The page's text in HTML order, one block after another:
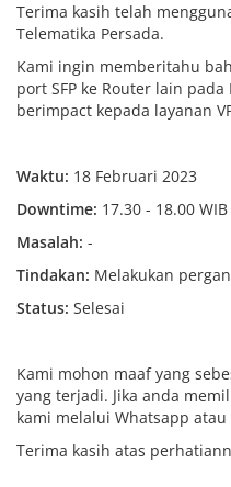
Terima kasih telah
Telematika Persada.
Kami ingin memberitahu
port SFP ke Router lain
berimpact kepada layanan
Waktu: 18 Februari 2023
Downtime: 17.30 - 18.00 WIB
Masalah: -
Tindakan: Melakukan
Status: Selesai
Kami mohon maaf yang
yang terjadi. Jika anda
kami melalui Whatsapp atau
Terima kasih atas